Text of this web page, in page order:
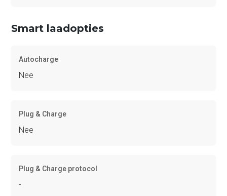
Smart laadopties
Autocharge
Nee
Plug & Charge
Nee
Plug & Charge protocol
-